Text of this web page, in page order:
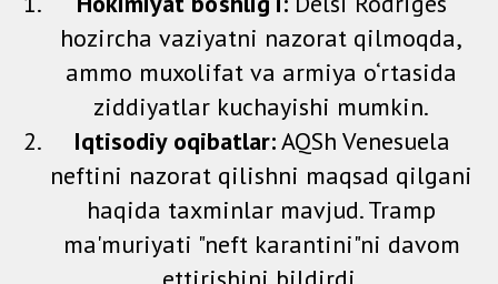
hozircha vaziyatni nazorat qilmoqda,
ammo muxolifat va armiya o‘rtasida
ziddiyatlar kuchayishi mumkin.
Iqtisodiy oqibatlar:AQSh Venesuela
neftini nazorat qilishni maqsad qilgani
haqida taxminlar mavjud. Tramp
ma'muriyati "neft karantini"ni davom